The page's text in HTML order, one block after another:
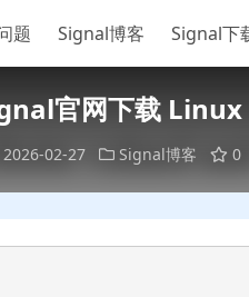
题 Signal博客 Signal下
官网下载 Linux
2026-02-27 Signal博客 0